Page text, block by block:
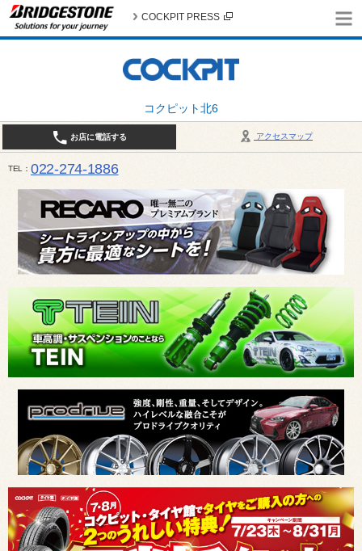
コクピット北6
COCKPIT PRESS
アクセスマップ
お店に電話する
TEL 022-274-1886